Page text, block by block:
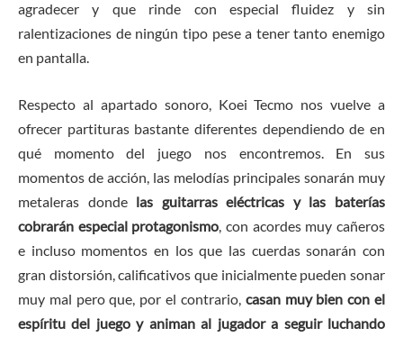
agradecer y que rinde con especial fluidez y sin
ralentizaciones de ningún tipo pese a tener tanto enemigo
en pantalla.
Respecto al apartado sonoro, Koei Tecmo nos vuelve a
ofrecer partituras bastante diferentes dependiendo de en
qué momento del juego nos encontremos. En sus
momentos de acción, las melodías principales sonarán muy
metaleras donde las guitarras eléctricas y las baterías
cobrarán especial protagonismo, con acordes muy cañeros
e incluso momentos en los que las cuerdas sonarán con
gran distorsión, calificativos que inicialmente pueden sonar
muy mal pero que, por el contrario, casan muy bien con el
espíritu del juego y animan al jugador a seguir luchando